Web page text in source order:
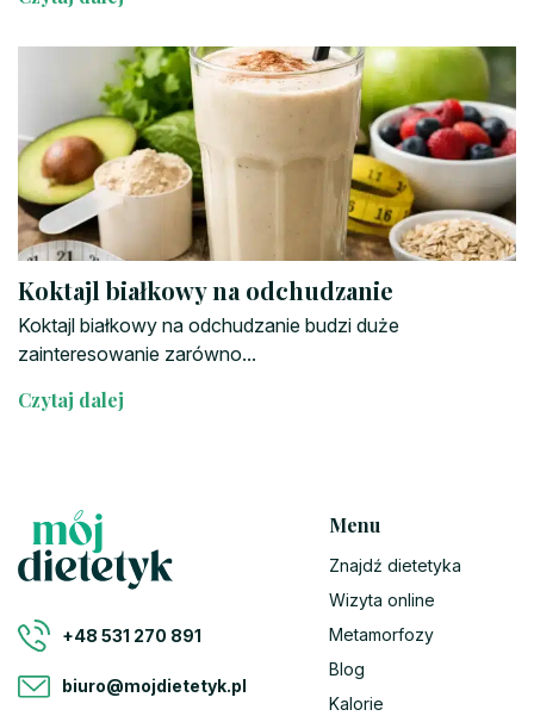
Koktajl białkowy na odchudzanie
Koktajl białkowy na odchudzanie budzi duże
zainteresowanie zarówno...
Czytaj dalej
+48 531 270 891
biuro@mojdietetyk.pl
Menu
Znajdź dietetyka
Wizyta online
Metamorfozy
Blog
Kalorie